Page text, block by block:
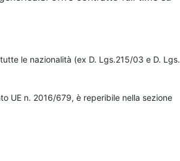
le nazionalità (ex D. Lgs.215/03 e D. Lgs.
UE n. 2016/679, è reperibile nella sezione